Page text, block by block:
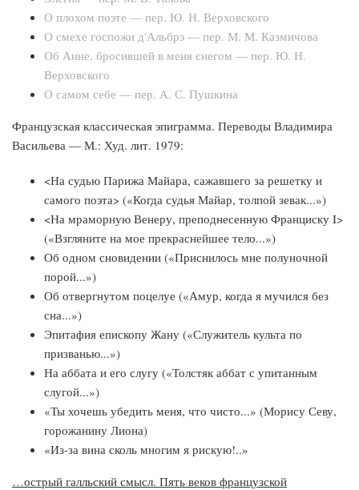
О плохом поэте — пер. Ю. Н. Верховского
О смехе госпожи д'Альбрэ — пер. М. М. Казмичова
Об Анне, бросившей в меня снегом — пер. Ю. Н.
Верховского
О самом себе — пер. А. С. Пушкина
Французская классическая эпиграмма. Переводы Владимира
Васильева — М.: Худ. лит. 1979:
<На судью Парижа Майара, сажавшего за решетку и
самого поэта> («Когда судья Майар, толпой зевак...»)
<На мраморную Венеру, преподнесенную Франциску I>
(«Взгляните на мое прекраснейшее тело...»)
Об одном сновидении («Приснилось мне полуночной
порой...»)
Об отвергнутом поцелуе («Амур, когда я мучился без
сна...»)
Эпитафия епископу Жану («Служитель культа по
призванью...»)
На аббата и его слугу («Толстяк аббат с упитанным
слугой...»)
«Ты хочешь убедить меня, что чисто...» (Морису Севу,
горожанину Лиона)
«Из-за вина сколь многим я рискую!..»
…острый галльский смысл. Пять веков французской